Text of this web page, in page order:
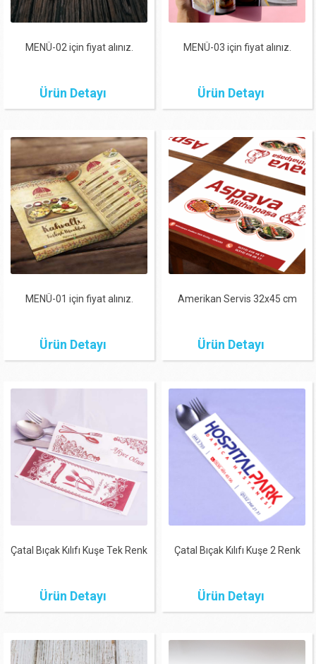
MENÜ-02 için fiyat alınız.
Ürün Detayı
MENÜ-03 için fiyat alınız.
Ürün Detayı
MENÜ-01 için fiyat alınız.
Ürün Detayı
Amerikan Servis 32x45 cm
Ürün Detayı
Çatal Bıçak Kılıfı Kuşe Tek Renk
Ürün Detayı
Çatal Bıçak Kılıfı Kuşe 2 Renk
Ürün Detayı